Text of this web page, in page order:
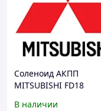
Соленоид АКПП
MITSUBISHI FD18
В наличии